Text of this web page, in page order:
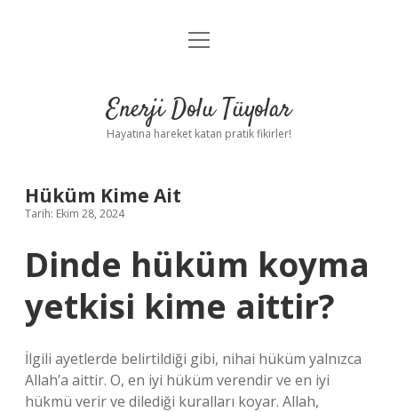
Anasayfa
Yasal Uyarı
menüyü
Enerji Dolu Tüyolar
Hayatına hareket katan pratik fikirler!
Hüküm Kime Ait
Tarih: Ekim 28, 2024
Dinde hüküm koyma
yetkisi kime aittir?
İlgili ayetlerde belirtildiği gibi, nihai hüküm yalnızca
Allah’a aittir. O, en iyi hüküm verendir ve en iyi
hükmü verir ve dilediği kuralları koyar. Allah,